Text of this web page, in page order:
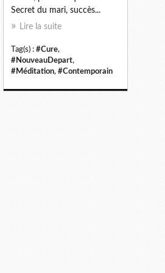
Secret du mari, succès...
Lire la suite
Tag(s) : #Cure,
#NouveauDepart,
#Méditation, #Contemporain